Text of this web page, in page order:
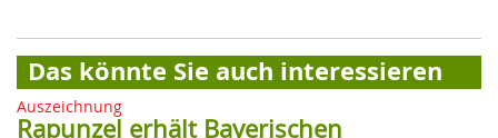
Das könnte Sie auch interessieren
Auszeichnung
Rapunzel erhält Bayerischen